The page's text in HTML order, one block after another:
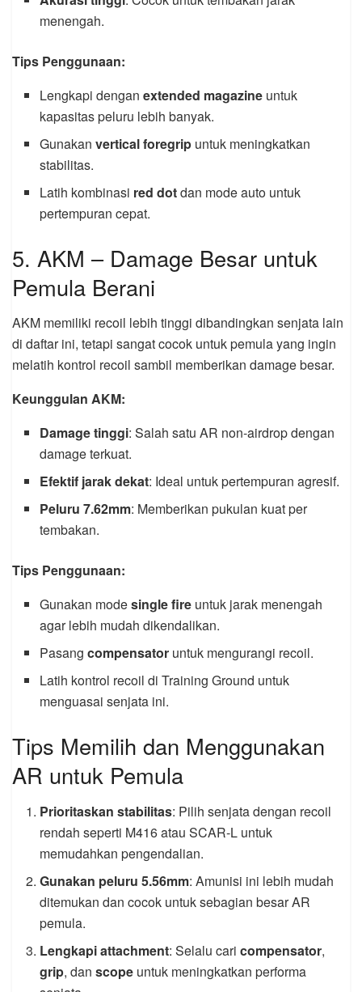
menengah.
Tips Penggunaan:
Lengkapi denganextended magazine untuk
kapasitas peluru lebih banyak.
Gunakanvertical foregrip untuk meningkatkan
stabilitas.
Latih kombinasi red dotdan mode auto untuk
pertempuran cepat.
5. AKM – Damage Besar untuk
Pemula Berani
AKM memiliki recoil lebih tinggi dibandingkan senjata lain
di daftar ini, tetapi sangat cocok untuk pemula yang ingin
melatih kontrol recoil sambil memberikan damage besar.
Keunggulan AKM:
Damage tinggi: Salah satu AR non-airdrop dengan
damage terkuat.
Efektif jarak dekat: Ideal untuk pertempuran agresif.
Peluru 7.62mm: Memberikan pukulan kuat per
tembakan.
Tips Penggunaan:
Gunakan modesingle fire untuk jarak menengah
agar lebih mudah dikendalikan.
Pasangcompensator untuk mengurangi recoil.
Latih kontrol recoil di Training Ground untuk
menguasai senjata ini.
Tips Memilih dan Menggunakan
AR untuk Pemula
Prioritaskan stabilitas: Pilih senjata dengan recoil
rendah seperti M416 atau SCAR-L untuk
memudahkan pengendalian.
Gunakan peluru 5.56mm: Amunisi ini lebih mudah
ditemukan dan cocok untuk sebagian besar AR
pemula.
Lengkapi attachment: Selalu caricompensator,
grip, danscope untuk meningkatkan performa